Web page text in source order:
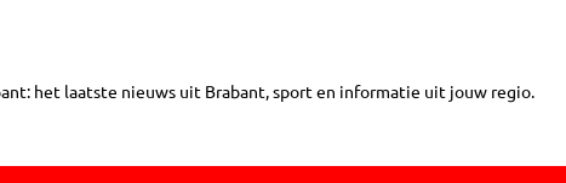
het laatste nieuws uit Brabant, sport en informatie uit jouw regio.